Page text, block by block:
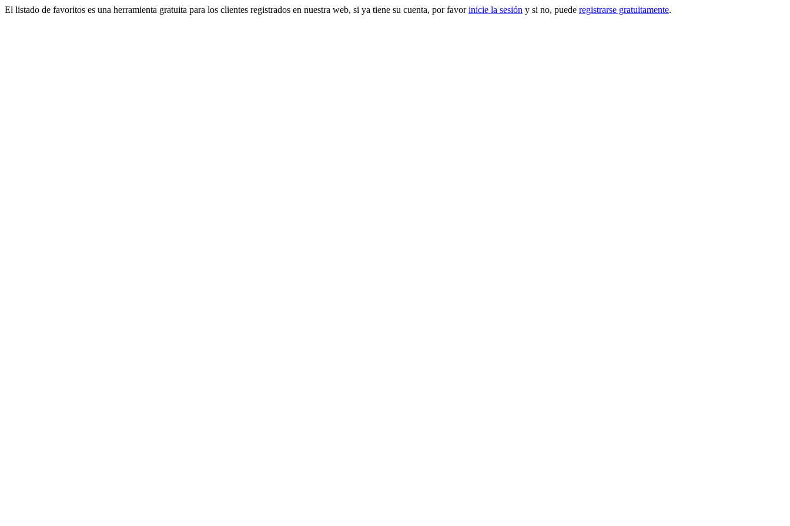
El listado de favoritos es una herramienta gratuita para los clientes registrados en nuestra web, si ya tiene su cuenta, por favorinicie la sesión y si no, puede registrarse gratuitamente.